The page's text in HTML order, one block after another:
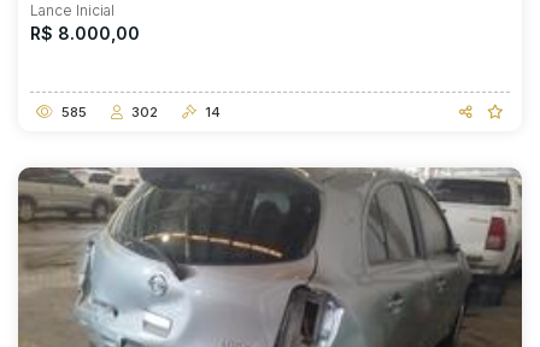
Lance Inicial
R$ 8.000,00
585 302 14